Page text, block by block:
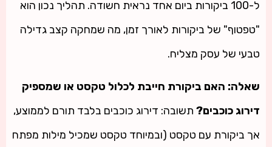
ל-100 ביקורות ביום אחד נראית חשודה. תהליך נכון הוא
"טפטוף" של ביקורות לאורך זמן, מה שמחקה קצב גדילה
טבעי של עסק מצליח.
שאלה: האם ביקורת חייבת לכלול טקסט או שמספיק
דירוג כוכבים? תשובה: דירוג כוכבים בלבד תורם לממוצע,
אך ביקורת עם טקסט (ובמיוחד טקסט שמכיל מילות מפתח